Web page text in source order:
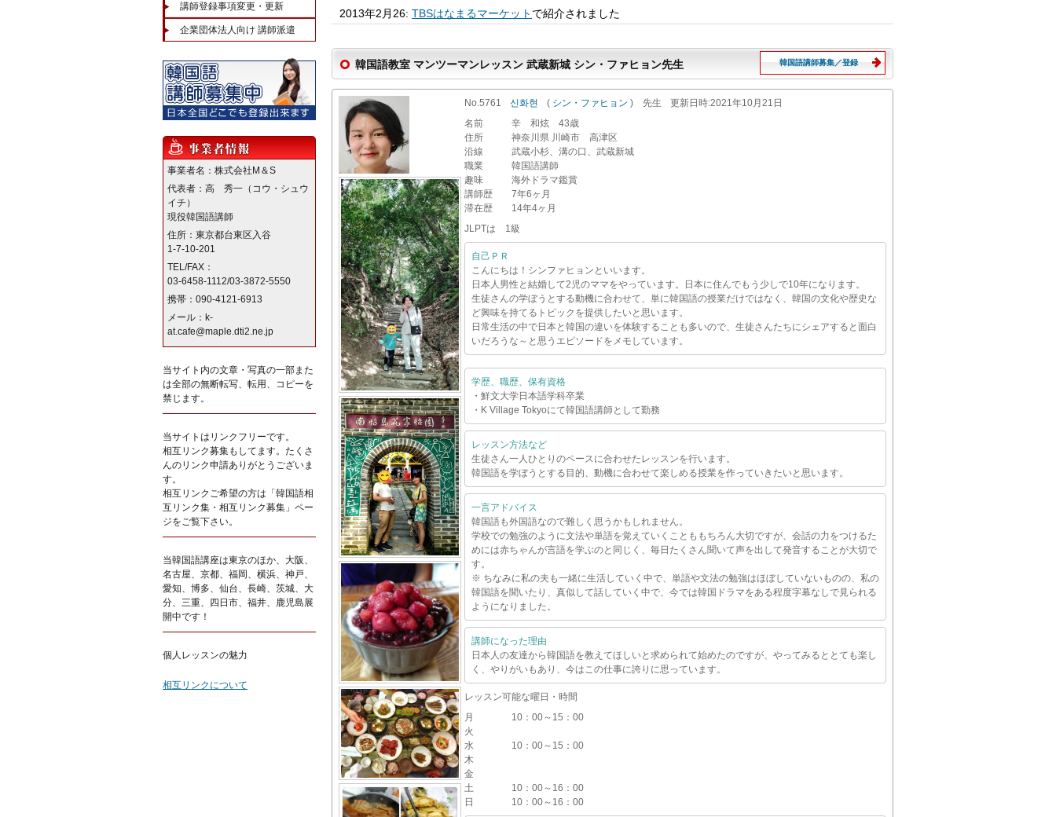
2013年2月26: TBSはなまるマーケット で紹介されました
韓国語教室 マンツーマンレッスン 武蔵新城 シン・ファヒョン先生 韓国語講師募集／登録
No.5761 신화현 ( シン・ファヒョン ) 先生 更新日時:2021年10月21日
名前
辛 和炫 43歳
住所
神奈川県 川崎市 高津区
沿線
武蔵小杉、溝の口、武蔵新城
職業
韓国語講師
趣味
海外ドラマ鑑賞
講師歴
7年6ヶ月
滞在歴
14年4ヶ月
JLPTは 1級
自己ＰＲ
こんにちは！シンファヒョンといいます。
日本人男性と結婚して2児のママをやっています。日本に住んでもう少しで10年になります。
生徒さんの学ぼうとする動機に合わせて、単に韓国語の授業だけではなく、韓国の文化や歴史な
ど興味を持てるトピックを提供したいと思います。
日常生活の中で日本と韓国の違いを体験することも多いので、生徒さんたちにシェアすると面白
いだろうな～と思うエピソードをメモしています。
学歴、職歴、保有資格
・鮮文大学日本語学科卒業
・K Village Tokyoにて韓国語講師として勤務
レッスン方法など
生徒さん一人ひとりのペースに合わせたレッスンを行います。
韓国語を学ぼうとする目的、動機に合わせて楽しめる授業を作っていきたいと思います。
一言アドバイス
韓国語も外国語なので難しく思うかもしれません。
学校での勉強のように文法や単語を覚えていくことももちろん大切ですが、会話の力をつけるた
めには赤ちゃんが言語を学ぶのと同じく、毎日たくさん聞いて声を出して発音することが大切で
す。
※ ちなみに私の夫も一緒に生活していく中で、単語や文法の勉強はほぼしていないものの、私の
韓国語を聞いたり、真似して話していく中で、今では韓国ドラマをある程度字幕なしで見られる
ようになりました。
講師になった理由
日本人の友達から韓国語を教えてほしいと求められて始めたのですが、やってみるととても楽し
く、やりがいもあり、今はこの仕事に誇りに思っています。
レッスン可能な曜日・時間
月
10：00～15：00
火
水
10：00～15：00
木
金
土
10：00～16：00
日
10：00～16：00
講師登録事項変更・更新
企業団体法人向け 講師派遣
事業者名：株式会社M＆S
代表者：高 秀一（コウ・シュウ
イチ）
現役韓国語講師
住所：東京都台東区入谷
1-7-10-201
TEL/FAX：
03-6458-1112/03-3872-5550
携帯：090-4121-6913
メール：k-
at.cafe@maple.dti2.ne.jp
当サイト内の文章・写真の一部また
は全部の無断転写、転用、コピーを
禁じます。
当サイトはリンクフリーです。
相互リンク募集もしてます。たくさ
んのリンク申請ありがとうございま
す。
相互リンクご希望の方は「韓国語相
互リンク集・相互リンク募集」ペー
ジをご覧下さい。
当韓国語講座は東京のほか、大阪、
名古屋、京都、福岡、横浜、神戸、
愛知、博多、仙台、長崎、茨城、大
分、三重、四日市、福井、鹿児島展
開中です！
個人レッスンの魅力
相互リンクについて